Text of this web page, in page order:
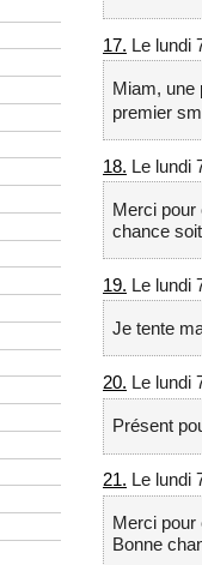
17. Le lundi
Miam, une
premier
18. Le lundi
Merci pour
chance
19. Le lundi
Je tente
20. Le lundi
Présent
21. Le lundi
Merci pour
Bonne